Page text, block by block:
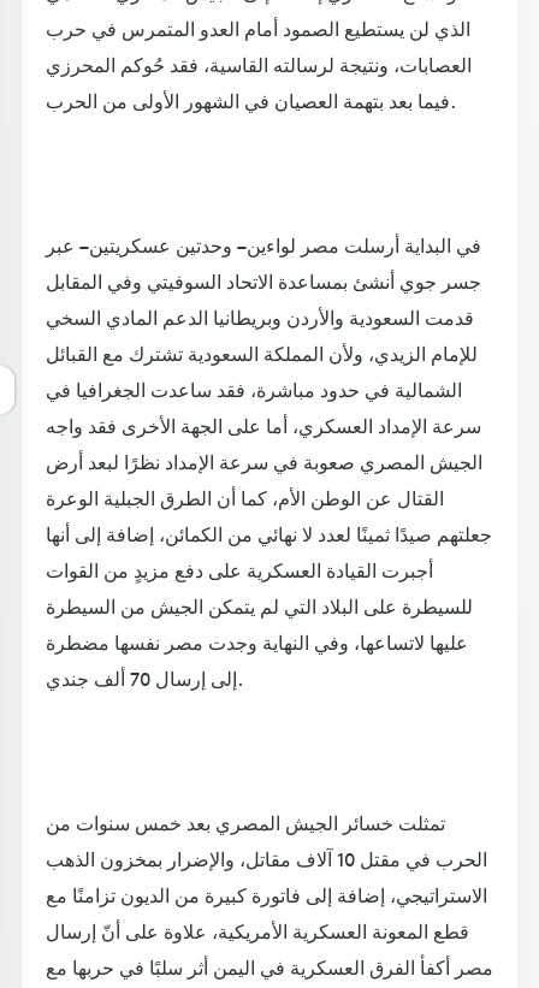
الذي لن يستطيع الصمود أمام العدو المتمرس في حرب
العصابات، ونتيجة لرسالته القاسية، فقد حُوكم المحرزي
فيما بعد بتهمة العصيان في الشهور الأولى من الحرب.
في البداية أرسلت مصر لواءين – وحدتين عسكريتين – عبر
جسر جوي أنشئ بمساعدة الاتحاد السوفيتي وفي المقابل
قدمت السعودية والأردن وبريطانيا الدعم المادي السخي
للإمام الزيدي، ولأن المملكة السعودية تشترك مع القبائل
الشمالية في حدود مباشرة، فقد ساعدت الجغرافيا في
سرعة الإمداد العسكري، أما على الجهة الأخرى فقد واجه
الجيش المصري صعوبة في سرعة الإمداد نظرًا لبعد أرض
القتال عن الوطن الأم، كما أن الطرق الجبلية الوعرة
جعلتهم صيدًا ثمينًا لعدد لا نهائي من الكمائن، إضافة إلى أنها
أجبرت القيادة العسكرية على دفع مزيدٍ من القوات
للسيطرة على البلاد التي لم يتمكن الجيش من السيطرة
عليها لاتساعها، وفي النهاية وجدت مصر نفسها مضطرة
إلى إرسال 70 ألف جندي.
تمثلت خسائر الجيش المصري بعد خمس سنوات من
الحرب في مقتل 10 آلاف مقاتل، والإضرار بمخزون الذهب
الاستراتيجي، إضافة إلى فاتورة كبيرة من الديون تزامنًا مع
قطع المعونة العسكرية الأمريكية، علاوة على أنّ إرسال
مصر أكفأ الفرق العسكرية في اليمن أثر سلبًا في حربها مع